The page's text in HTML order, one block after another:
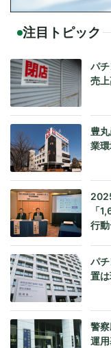
注目トピック
パ
売
豊
業
「
行
パ
置
警
運